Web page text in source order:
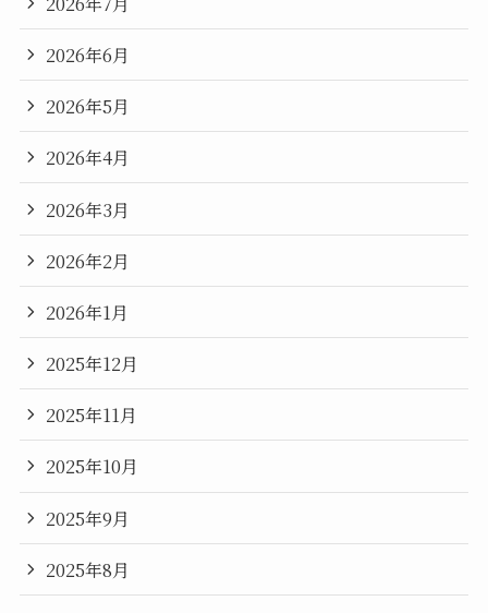
2026年6月
2026年5月
2026年4月
2026年3月
2026年2月
2026年1月
2025年12月
2025年11月
2025年10月
2025年9月
2025年8月